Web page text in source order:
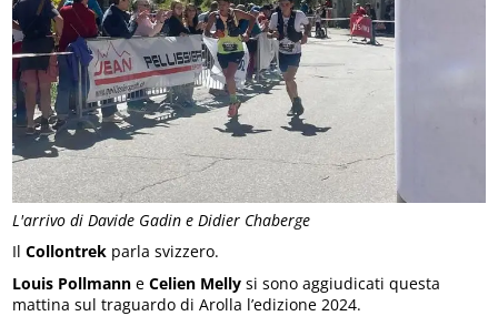
L'arrivo di Davide Gadin e Didier Chaberge
IlCollontrek parla svizzero.
Louis Pollmann eCelien Melly si sono aggiudicati questa
mattina sul traguardo di Arolla l’edizione 2024.